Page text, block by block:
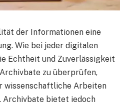
der Informationen eine
Wie bei jeder digitalen
Echtheit und Zuverlässigkeit
zu überprüfen,
wissenschaftliche Arbeiten
Archivbate bietet jedoch